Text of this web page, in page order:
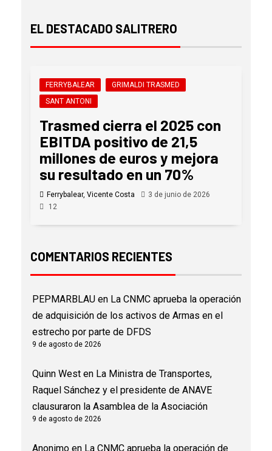
EL DESTACADO SALITRERO
FERRYBALEAR
GRIMALDI TRASMED
SANT ANTONI
Trasmed cierra el 2025 con
EBITDA positivo de 21,5
millones de euros y mejora
su resultado en un 70%
Ferrybalear, Vicente Costa
3 de junio de 2026
12
COMENTARIOS RECIENTES
PEPMARBLAU en La CNMC aprueba la operación
de adquisición de los activos de Armas en el
estrecho por parte de DFDS
9 de agosto de 2026
Quinn West en La Ministra de Transportes,
Raquel Sánchez y el presidente de ANAVE
clausuraron la Asamblea de la Asociación
9 de agosto de 2026
Anonimo en La CNMC aprueba la operación de